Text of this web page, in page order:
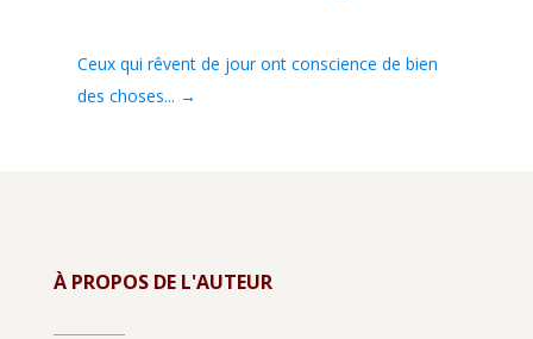
Ceux qui rêvent de jour ont conscience de bien
des choses... →
À PROPOS DE L'AUTEUR